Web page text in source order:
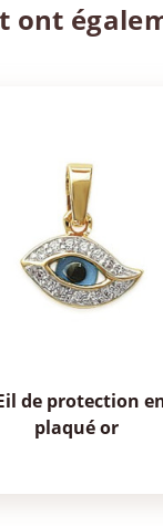
ont
en
plaqué or